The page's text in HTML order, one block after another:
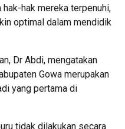
hak mereka terpenuhi,
optimal dalam mendidik
Dr Abdi, mengatakan
Gowa merupakan
yang pertama di
tidak dilakukan secara